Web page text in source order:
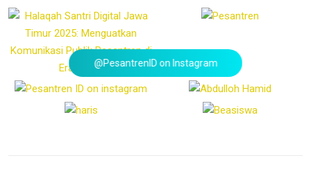
@PesantrenID on Instagram